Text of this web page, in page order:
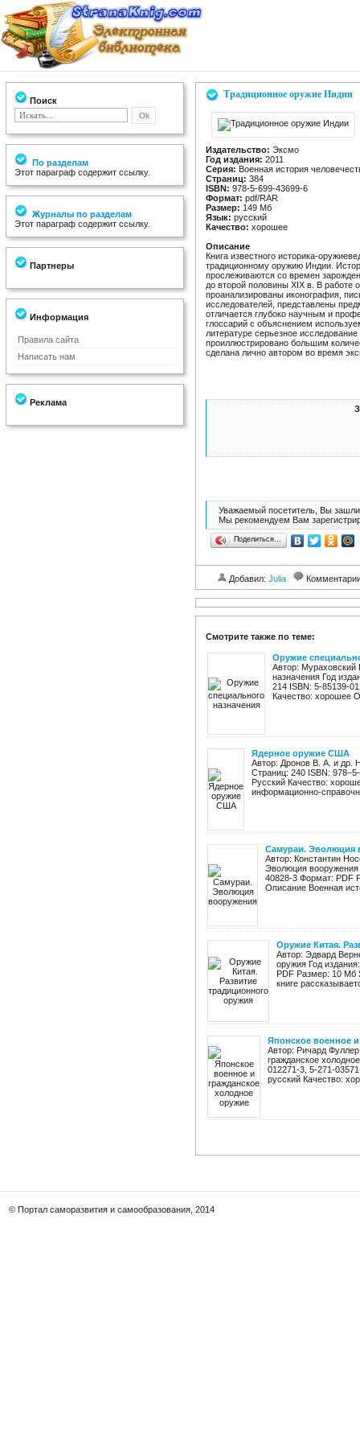
Поиск
По разделам
Этот параграф содержит ссылку.
Журналы по разделам
Этот параграф содержит ссылку.
Партнеры
Информация
Правила сайта
Написать нам
Реклама
Традиционное оружие Индии
Издательство: Эксмо
Год издания: 2011
Серия: Военная история
Страниц: 384
ISBN: 978-5-699-43699-6
Формат: pdf/RAR
Размер: 149 Мб
Язык: русский
Качество: хорошее
Описание
Книга известного историка-
традиционному оружию Индии.
прослеживаются со времен
до второй половины XIX в. В работе
проанализированы иконография,
исследователей, представлены
отличается глубоко научным и
глоссарий с объяснением
литературе серьезное
проиллюстрировано большим
сделана лично автором во время
Уважаемый посетитель, Вы зашли
Мы рекомендуем Вам
Поделиться…
Добавил: Julia
Смотрите также по теме:
Оружие
Автор:
назначения Год
214 ISBN: 5-85139-
Качество: хорошее
Ядерное оружие США
Автор: Дронов В. А. и др.
Страниц: 240 ISBN:
Русский Качество:
информационно-
Самураи. Эволюция
Автор: Константин
Эволюция вооружения
40828-3 Формат: PDF
Описание Военная
Оружие Китая.
Автор: Эдвард
оружия Год
PDF Размер: 10 Мб
книге
Японское военное
Автор: Ричард
гражданское
012271-3, 5-271-
русский Качество:
© Портал саморазвития и самообразования, 2014